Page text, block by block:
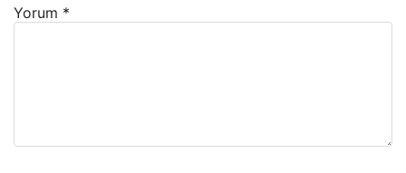
Yorum *